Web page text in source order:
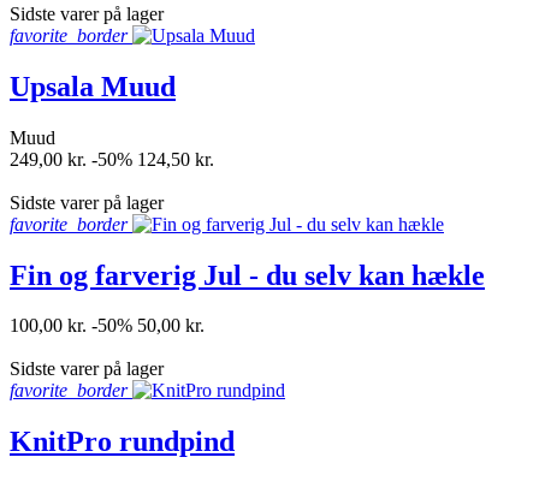
Sidste varer på lager
favorite_border
Upsala Muud
Muud
249,00 kr. -50% 124,50 kr.
Sidste varer på lager
favorite_border
Fin og farverig Jul - du selv kan hækle
100,00 kr. -50% 50,00 kr.
Sidste varer på lager
favorite_border
KnitPro rundpind